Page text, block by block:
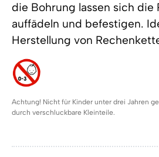
die Bohrung lassen sich die
auffädeln und befestigen.
Herstellung von
Achtung! Nicht für Kinder unter drei Jahren
durch verschluckbare Kleinteile.